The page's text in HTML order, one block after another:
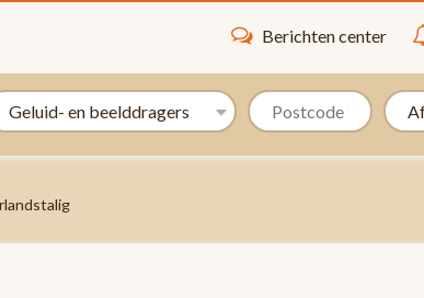
Berichten center